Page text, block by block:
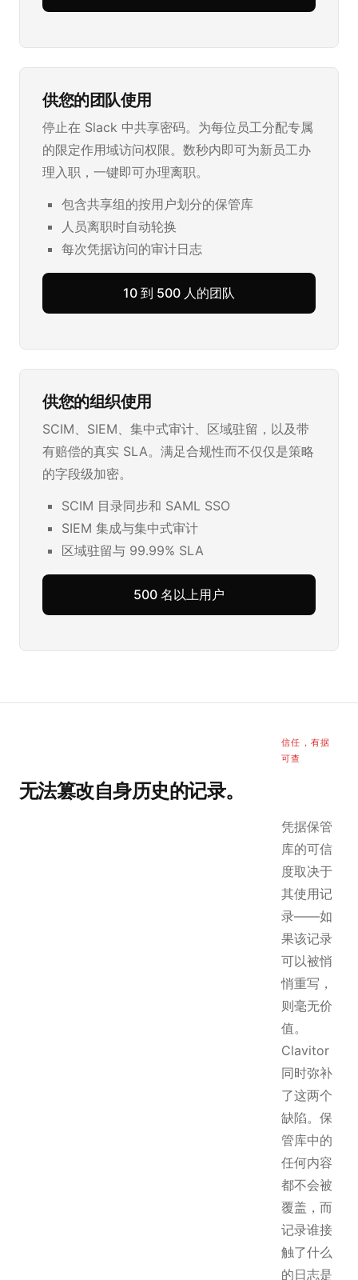
供您的团队使用
停止在 Slack 中共享密码。为每位员工分配专属
的限定作用域访问权限。数秒内即可为新员工办
理入职，一键即可办理离职。
包含共享组的按用户划分的保管库
人员离职时自动轮换
每次凭据访问的审计日志
10 到 500 人的团队
供您的组织使用
SCIM、SIEM、集中式审计、区域驻留，以及带
有赔偿的真实 SLA。满足合规性而不仅仅是策略
的字段级加密。
SCIM 目录同步和 SAML SSO
SIEM 集成与集中式审计
区域驻留与 99.99% SLA
500 名以上用户
信任，有据
可查
无法篡改自身历史的记录。
凭据保管
库的可信
度取决于
其使用记
录——如
果该记录
可以被悄
悄重写，
则毫无价
值。
Clavitor
同时弥补
了这两个
缺陷。保
管库中的
任何内容
都不会被
覆盖，而
记录谁接
触了什么
的日志是